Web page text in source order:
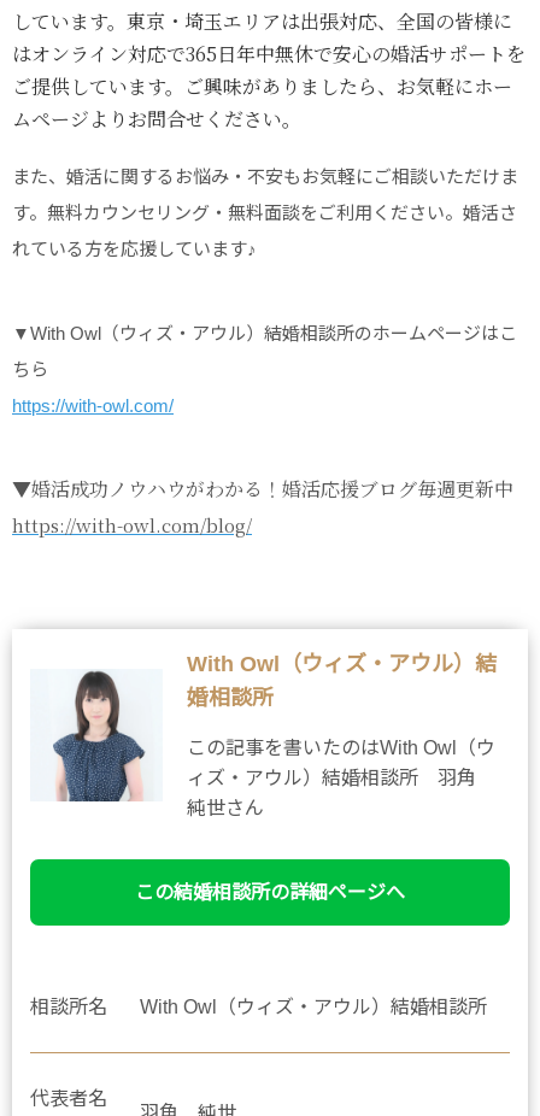
しています。東京・埼玉エリアは出張対応、全国の皆様に
はオンライン対応で365日年中無休で安心の婚活サポートを
ご提供しています。ご興味がありましたら、お気軽にホー
ムページよりお問合せください。
また、婚活に関するお悩み・不安もお気軽にご相談いただけま
す。無料カウンセリング・無料面談をご利用ください。婚活さ
れている方を応援しています♪
▼With Owl（ウィズ・アウル）結婚相談所のホームページはこ
ちら
https://with-owl.com/
▼婚活成功ノウハウがわかる！婚活応援ブログ毎週更新中
https://with-owl.com/blog/
With Owl（ウィズ・アウル）結
婚相談所
この記事を書いたのはWith Owl（ウ
ィズ・アウル）結婚相談所 羽角
純世さん
この結婚相談所の詳細ページへ
相談所名 With Owl（ウィズ・アウル）結婚相談所
代表者名